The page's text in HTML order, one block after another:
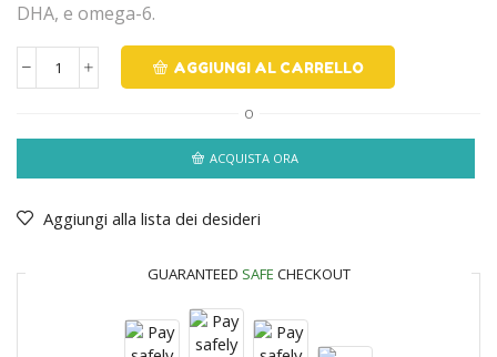
DHA, e omega-6.
AGGIUNGI AL CARRELLO
O
ACQUISTA ORA
Aggiungi alla lista dei desideri
GUARANTEED SAFE CHECKOUT